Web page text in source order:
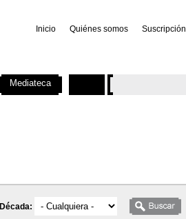
Inicio Quiénes somos Suscripción
Década:
Mediateca